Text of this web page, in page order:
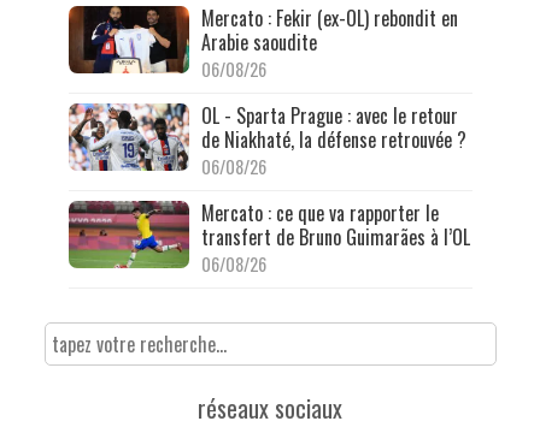
Mercato : Fekir (ex-OL) rebondit en
Arabie saoudite
06/08/26
OL - Sparta Prague : avec le retour
de Niakhaté, la défense retrouvée ?
06/08/26
Mercato : ce que va rapporter le
transfert de Bruno Guimarães à l’OL
06/08/26
réseaux sociaux